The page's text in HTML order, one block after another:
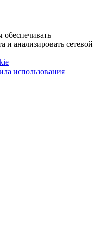
и анализировать сетевой
использования